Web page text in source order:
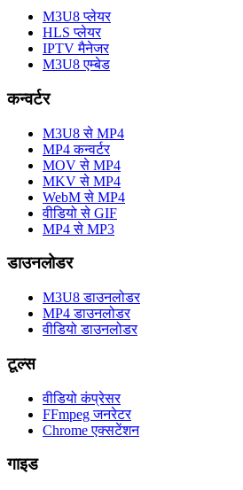
M3U8 प्लेयर
HLS प्लेयर
IPTV मैनेजर
M3U8 एम्बेड
कन्वर्टर
M3U8 से MP4
MP4 कन्वर्टर
MOV से MP4
MKV से MP4
WebM से MP4
वीडियो से GIF
MP4 से MP3
डाउनलोडर
M3U8 डाउनलोडर
MP4 डाउनलोडर
वीडियो डाउनलोडर
टूल्स
वीडियो कंप्रेसर
FFmpeg जनरेटर
Chrome एक्सटेंशन
गाइड